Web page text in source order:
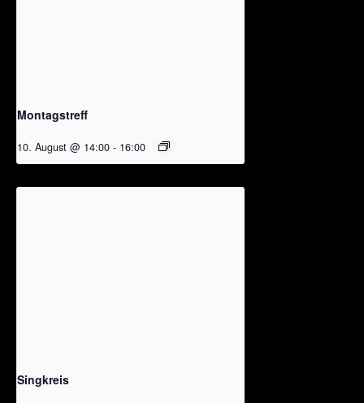
Montagstreff
10. August @ 14:00 - 16:00
Singkreis